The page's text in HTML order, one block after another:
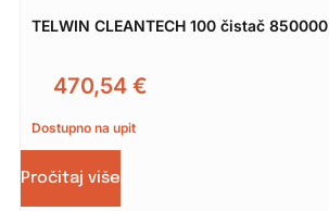
TELWIN CLEANTECH 100 čistač 850000
470,54 €
Dostupno na upit
Pročitaj više